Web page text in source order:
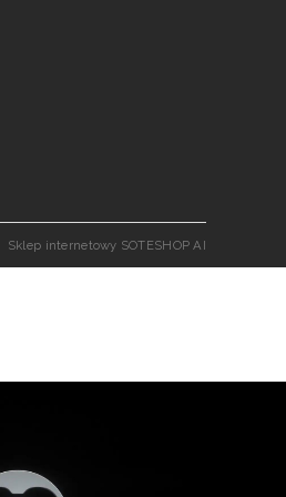
Sklep internetowy SOTESHOP AI